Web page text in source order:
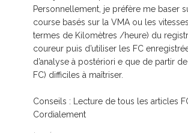
Personnellement, je préfère me baser
course basés sur la VMA ou les
termes de Kilomètres /heure) du
coureur puis d’utiliser les FC
d’analyse à postériori e que de partir
FC) difficiles à maîtriser.
Conseils : Lecture de tous les articles
Cordialement